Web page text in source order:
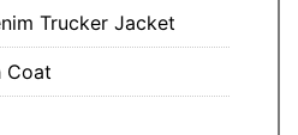
Trucker Jacket
Coat